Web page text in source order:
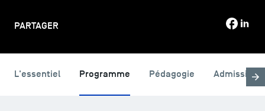
PARTAGER
L'essentiel Programme Pédagogie Admission